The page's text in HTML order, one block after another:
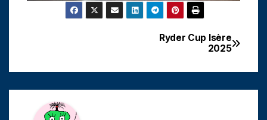
de
l’article
Ryder Cup Isère
2025